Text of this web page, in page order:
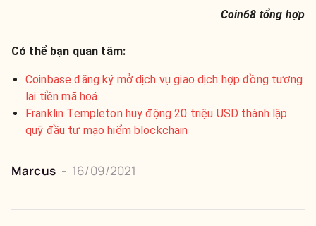
Coin68 tổng hợp
Có thể bạn quan tâm:
Coinbase đăng ký mở dịch vụ giao dịch hợp đồng tương
lai tiền mã hoá
Franklin Templeton huy động 20 triệu USD thành lập
quỹ đầu tư mạo hiểm blockchain
Marcus - 16/09/2021